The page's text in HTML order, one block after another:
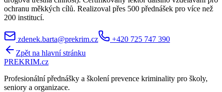
ochranu měkkých cílů. Realizoval přes 500 přednášek pro více než
200 institucí.
zdenek.barta@prekrim.cz
+420 725 747 390
Zpět na hlavní stránku
PREKRIM.cz
Profesionální přednášky a školení prevence kriminality pro školy,
seniory a organizace.